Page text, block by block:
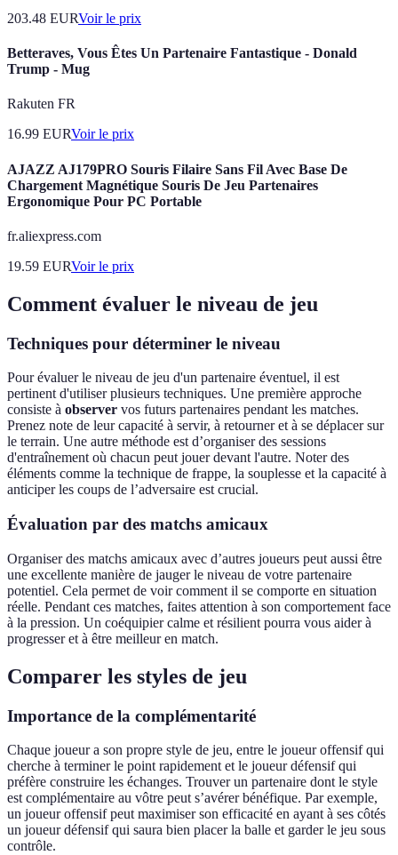
203.48 EURVoir le prix
Betteraves, Vous Êtes Un Partenaire Fantastique - Donald
Trump - Mug
Rakuten FR
16.99 EURVoir le prix
AJAZZ AJ179PRO Souris Filaire Sans Fil Avec Base De
Chargement Magnétique Souris De Jeu Partenaires
Ergonomique Pour PC Portable
fr.aliexpress.com
19.59 EURVoir le prix
Comment évaluer le niveau de jeu
Techniques pour déterminer le niveau
Pour évaluer le niveau de jeu d'un partenaire éventuel, il est
pertinent d'utiliser plusieurs techniques. Une première approche
consiste à observer vos futurs partenaires pendant les matches.
Prenez note de leur capacité à servir, à retourner et à se déplacer sur
le terrain. Une autre méthode est d’organiser des sessions
d'entraînement où chacun peut jouer devant l'autre. Noter des
éléments comme la technique de frappe, la souplesse et la capacité à
anticiper les coups de l’adversaire est crucial.
Évaluation par des matchs amicaux
Organiser des matchs amicaux avec d’autres joueurs peut aussi être
une excellente manière de jauger le niveau de votre partenaire
potentiel. Cela permet de voir comment il se comporte en situation
réelle. Pendant ces matches, faites attention à son comportement face
à la pression. Un coéquipier calme et résilient pourra vous aider à
progresser et à être meilleur en match.
Comparer les styles de jeu
Importance de la complémentarité
Chaque joueur a son propre style de jeu, entre le joueur offensif qui
cherche à terminer le point rapidement et le joueur défensif qui
préfère construire les échanges. Trouver un partenaire dont le style
est complémentaire au vôtre peut s’avérer bénéfique. Par exemple,
un joueur offensif peut maximiser son efficacité en ayant à ses côtés
un joueur défensif qui saura bien placer la balle et garder le jeu sous
contrôle.